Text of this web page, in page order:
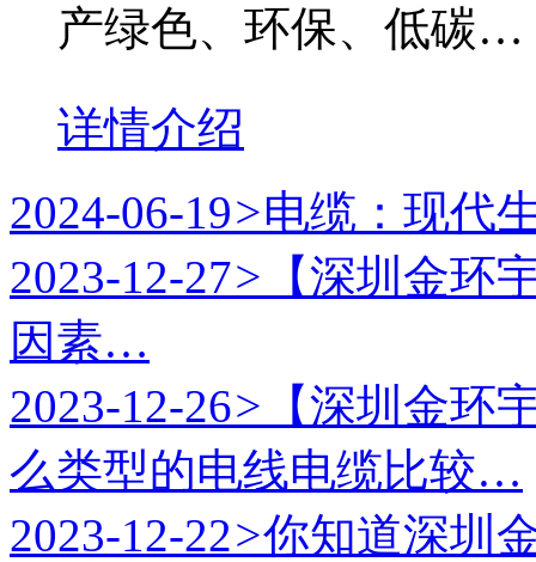
产绿色、环保、低碳…
详情介绍
2024-06-19>电缆：现代
2023-12-27> 【深圳金环
因素…
2023-12-26> 【深圳金环
么类型的电线电缆比较…
2023-12-22>你知道深圳